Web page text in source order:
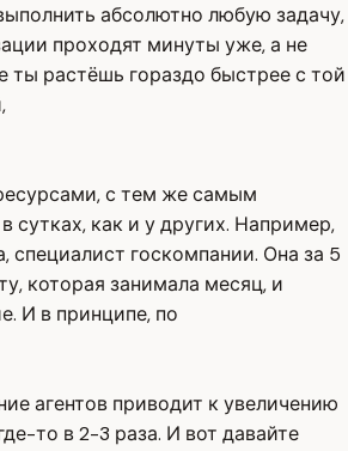
абсолютно любую задачу,
проходят минуты уже, а не
ты растёшь гораздо быстрее с той
с тем же самым
сутках, как и у других. Например,
специалист госкомпании. Она за 5
которая занимала месяц, и
И в принципе, по
агентов приводит к увеличению
то в 2-3 раза. И вот давайте